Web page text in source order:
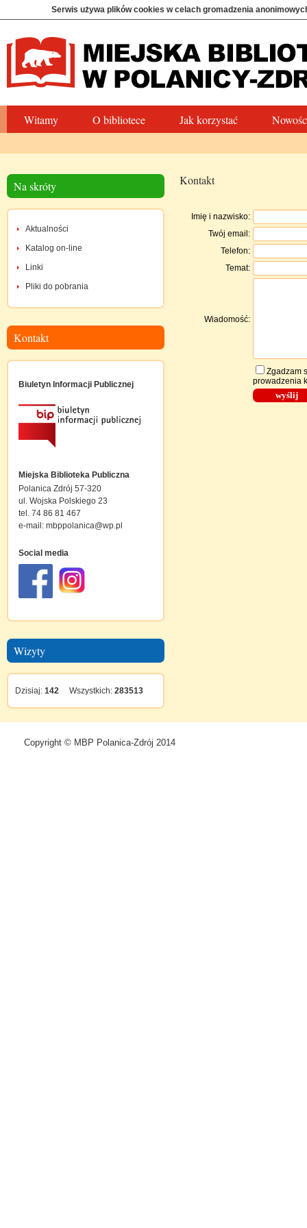
Serwis używa plików cookies w celach gromadzenia
Witamy O bibliotece Jak korzystać
Na skróty
Aktualności
Katalog on-line
Linki
Pliki do pobrania
Kontakt
Biuletyn Informacji Publicznej
Miejska Biblioteka Publiczna
Polanica Zdrój 57-320
ul. Wojska Polskiego 23
tel. 74 86 81 467
e-mail: mbppolanica@wp.pl
Social media
Wizyty
Dzisiaj: 142 Wszystkich: 283513
Kontakt
Imię i nazwisko:
Twój email:
Telefon:
Temat:
Wiadomość:
Zgadzam
prowadzenia
Copyright © MBP Polanica-Zdrój 2014